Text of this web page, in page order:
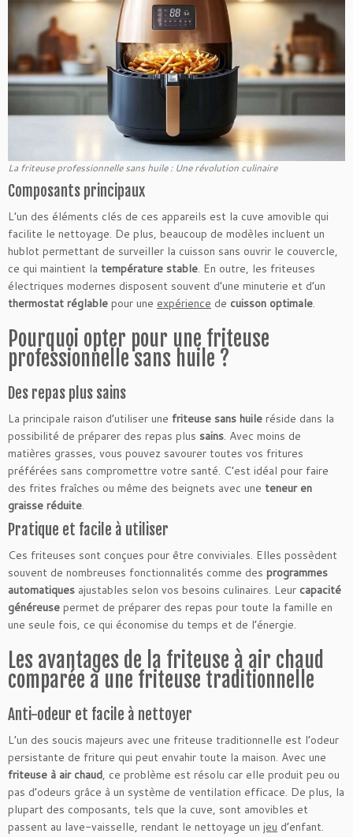
La friteuse professionnelle sans huile : Une révolution culinaire
Composants principaux
L’un des éléments clés de ces appareils est la cuve amovible qui
facilite le nettoyage. De plus, beaucoup de modèles incluent un
hublot permettant de surveiller la cuisson sans ouvrir le couvercle,
ce qui maintient la température stable. En outre, les friteuses
électriques modernes disposent souvent d’une minuterie et d’un
thermostat réglable pour une expérience de cuisson optimale.
Pourquoi opter pour une friteuse
professionnelle sans huile ?
Des repas plus sains
La principale raison d’utiliser une friteuse sans huile réside dans la
possibilité de préparer des repas plus sains. Avec moins de
matières grasses, vous pouvez savourer toutes vos fritures
préférées sans compromettre votre santé. C’est idéal pour faire
des frites fraîches ou même des beignets avec une teneur en
graisse réduite.
Pratique et facile à utiliser
Ces friteuses sont conçues pour être conviviales. Elles possèdent
souvent de nombreuses fonctionnalités comme des programmes
automatiques ajustables selon vos besoins culinaires. Leur capacité
généreuse permet de préparer des repas pour toute la famille en
une seule fois, ce qui économise du temps et de l’énergie.
Les avantages de la friteuse à air chaud
comparée à une friteuse traditionnelle
Anti-odeur et facile à nettoyer
L’un des soucis majeurs avec une friteuse traditionnelle est l’odeur
persistante de friture qui peut envahir toute la maison. Avec une
friteuse à air chaud, ce problème est résolu car elle produit peu ou
pas d’odeurs grâce à un système de ventilation efficace. De plus, la
plupart des composants, tels que la cuve, sont amovibles et
passent au lave-vaisselle, rendant le nettoyage un jeu d’enfant.